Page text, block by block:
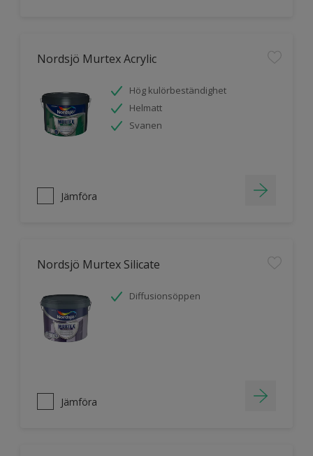
Nordsjö Murtex Acrylic
Hög kulörbeständighet
Helmatt
Svanen
Jämföra
Nordsjö Murtex Silicate
Diffusionsöppen
Jämföra